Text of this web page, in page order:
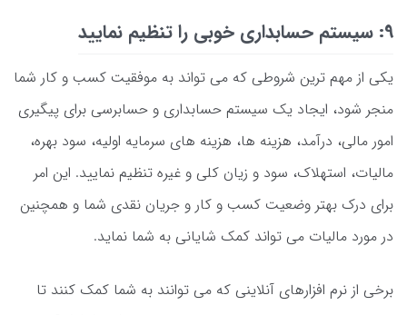
9: سیستم حسابداری خوبی را تنظیم نمایید
یکی از مهم ترین شروطی که می تواند به موفقیت کسب و کار شما
منجر شود، ایجاد یک سیستم حسابداری و حسابرسی برای پیگیری
امور مالی، درآمد، هزینه ها، هزینه های سرمایه اولیه، سود بهره،
مالیات، استهلاک، سود و زیان کلی و غیره تنظیم نمایید. این امر
برای درک بهتر وضعیت کسب و کار و جریان نقدی شما و همچنین
در مورد مالیات می تواند کمک شایانی به شما نماید.
برخی از نرم افزارهای آنلاینی که می توانند به شما کمک کنند تا